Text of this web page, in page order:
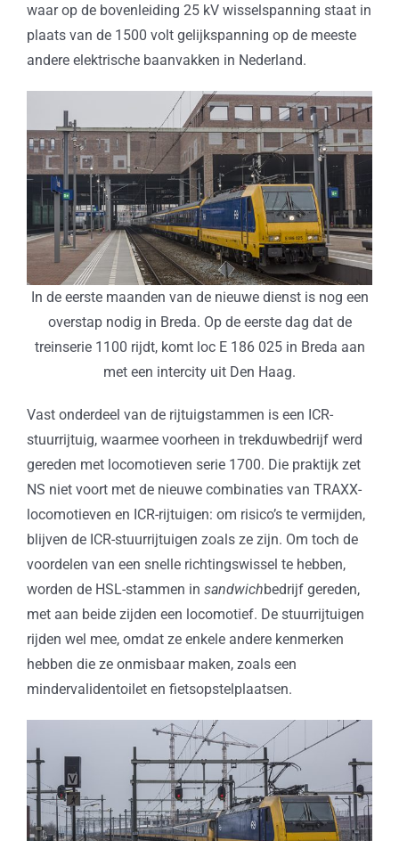
waar op de bovenleiding 25 kV wisselspanning staat in
plaats van de 1500 volt gelijkspanning op de meeste
andere elektrische baanvakken in Nederland.
In de eerste maanden van de nieuwe dienst is nog een
overstap nodig in Breda. Op de eerste dag dat de
treinserie 1100 rijdt, komt loc E 186 025 in Breda aan
met een intercity uit Den Haag.
Vast onderdeel van de rijtuigstammen is een ICR-
stuurrijtuig, waarmee voorheen in trekduwbedrijf werd
gereden met locomotieven serie 1700. Die praktijk zet
NS niet voort met de nieuwe combinaties van TRAXX-
locomotieven en ICR-rijtuigen: om risico’s te vermijden,
blijven de ICR-stuurrijtuigen zoals ze zijn. Om toch de
voordelen van een snelle richtingswissel te hebben,
worden de HSL-stammen in sandwichbedrijf gereden,
met aan beide zijden een locomotief. De stuurrijtuigen
rijden wel mee, omdat ze enkele andere kenmerken
hebben die ze onmisbaar maken, zoals een
mindervalidentoilet en fietsopstelplaatsen.